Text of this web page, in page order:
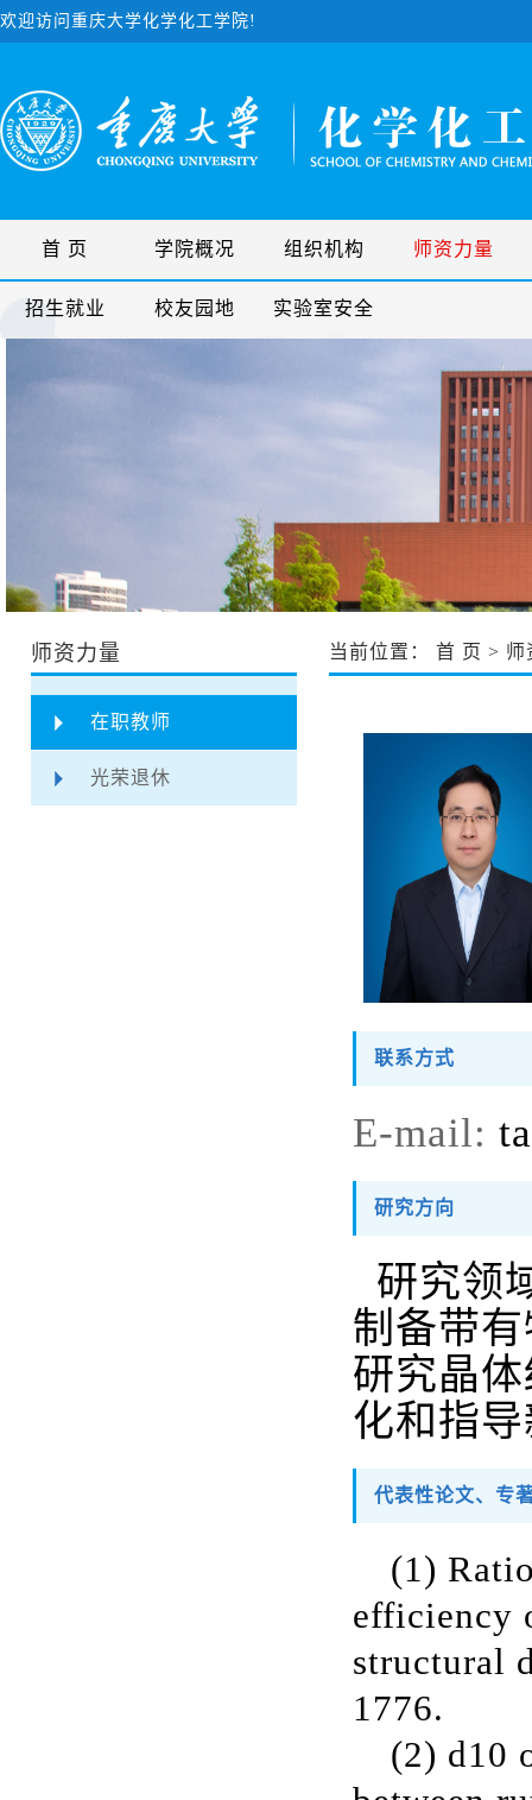
欢迎访问重庆大学化学化工学院!
首 页 学院概况 组织机构 师资力量
招生就业 校友园地 实验室安全
师资力量
在职教师
光荣退休
当前位置： 首 页 > 师
联系方式
E-mail:
研究方向
研究领
制备带
研究晶
化和指
代表性论文、专
(1)
efficiency
structural
1776.
(2) d10